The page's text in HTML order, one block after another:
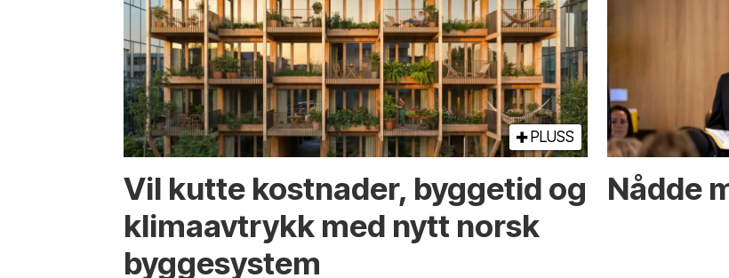
PLUSS
Vil kutte kostnader, byggetid og
klima­avtrykk med nytt norsk
bygge­system
Nådde